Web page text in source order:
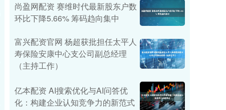
尚盈网配资 赛维时代最新股东户数
环比下降5.66% 筹码趋向集中
富兴配资官网 杨超获批担任太平人
寿保险安康中心支公司副总经理
（主持工作）
亿本配资 AI搜索优化与AI问答优
化：构建企业认知竞争力的新范式